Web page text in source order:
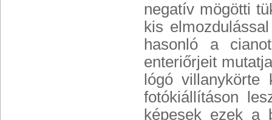
negatív mögötti
kis
hasonló a
enteriőrjeit
lógó
fotókiállításon
képesek ezek a